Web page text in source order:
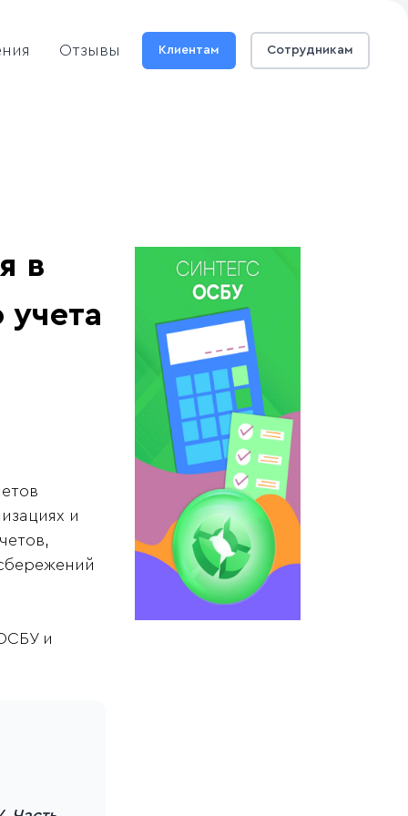
Отзывы Клиентам Сотрудникам
в
учета
и
и